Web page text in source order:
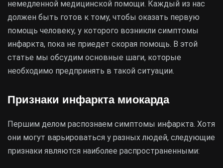
немедленной медицинской помощи. Каждый из нас
должен быть готов к тому, чтобы оказать первую
помощь человеку, у которого возникли симптомы
инфаркта, пока не приедет скорая помощь. В этой
статье мы обсудим основные шаги, которые
необходимо предпринять в такой ситуации.
Признаки инфаркта миокарда
Першим делом распознаем симптомы инфаркта. Хотя
они могут варьироваться у разных людей, следующие
признаки являются наиболее распространенными: